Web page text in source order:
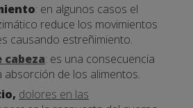
: en algunos casos el
reduce los movimientos
causando estreñimiento.
cabeza: es una consecuencia
absorción de los alimentos.
dolores en las